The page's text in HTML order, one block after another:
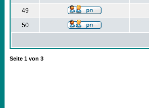
49
50
Seite 1 von 3